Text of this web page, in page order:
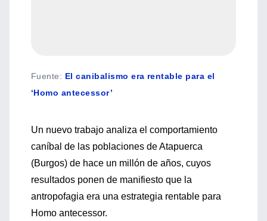
Fuente: El canibalismo era rentable para el
‘Homo antecessor’
Un nuevo trabajo analiza el comportamiento
caníbal de las poblaciones de Atapuerca
(Burgos) de hace un millón de años, cuyos
resultados ponen de manifiesto que la
antropofagia era una estrategia rentable para
Homo antecessor.